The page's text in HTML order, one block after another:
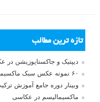
تازه ترین مطالب
دیپتیک و جاکستا‌پوزیشن در
۶۰ نمونه عکس سبک ماکسیمالیسم
وبینار دوره جامع آموزش
ماکسیمالیسم در عکاسی